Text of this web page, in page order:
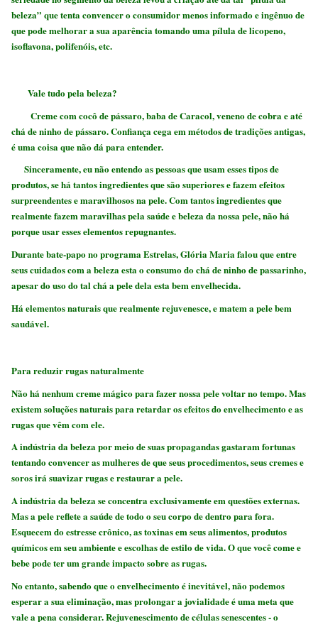
beleza” que tenta convencer o consumidor menos informado e ingênuo de
que pode melhorar a sua aparência tomando uma pílula de licopeno,
isoflavona, polifenóis, etc.
Vale tudo pela beleza?
Creme com cocô de pássaro, baba de Caracol, veneno de cobra e até
chá de ninho de pássaro.Confiança cega em métodos de tradições antigas,
é uma coisa que não dá para entender.
Sinceramente, eu não entendo as pessoas que usam esses tipos de
produtos, se há tantos ingredientes que são superiores e fazem efeitos
surpreendentes e maravilhosos na pele. Com tantos ingredientes que
realmente fazem maravilhas pela saúde e beleza da nossa pele, não há
porque usar esses elementos repugnantes.
Durante bate-papo no programa Estrelas, Glória Maria falou que entre
seus cuidados com a beleza esta o consumo do chá de ninho de passarinho,
apesar do uso do tal chá a pele dela esta bem envelhecida.
Há elementos naturais que realmente rejuvenesce, e matem a pele bem
saudável.
Para reduzir rugas naturalmente
Não há nenhum creme mágico para fazer nossa pele voltar no tempo. Mas
existem soluções naturais para retardar os efeitos do envelhecimento e as
rugas que vêm com ele.
A indústria da beleza por meio de suas propagandas gastaram fortunas
tentando convencer as mulheres de que seus procedimentos, seus cremes e
soros irá suavizar rugas e restaurar a pele.
A indústria da beleza se concentra exclusivamente em questões externas.
Mas a pele reflete a saúde de todo o seu corpo de dentro para fora.
Esquecem do estresse crônico, as toxinas em seus alimentos, produtos
químicos em seu ambiente e escolhas de estilo de vida. O que você come e
bebe pode ter um grande impacto sobre as rugas.
No entanto, sabendo que o envelhecimento é inevitável, não podemos
esperar a sua eliminação, mas prolongar a jovialidade é uma meta que
vale a pena considerar. Rejuvenescimento de células senescentes - o